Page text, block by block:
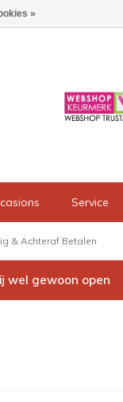
Service
& Achteraf Betalen
wel gewoon open
»